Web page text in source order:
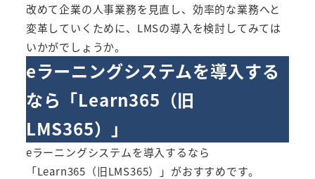
改めて企業の人事業務を見直し、効率的な業務へと
変革していくために、LMSの導入を検討してみては
いかがでしょうか。
eラーニングシステムを導入する
なら「Learn365（旧
LMS365） 」
eラーニングシステムを導入するなら
「Learn365（旧LMS365）
」がおすすめです。